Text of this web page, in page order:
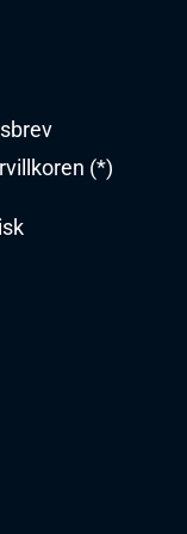
(*)